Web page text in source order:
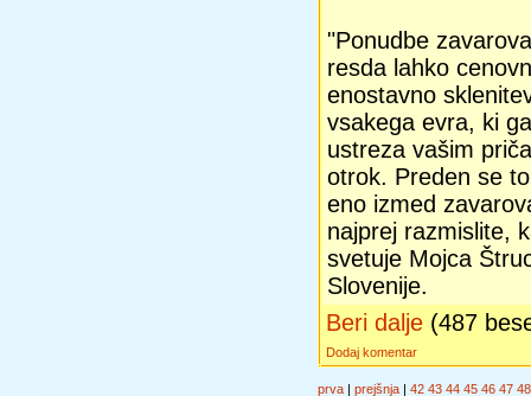
"Ponudbe
resda lahko
enostavno
vsakega evra, ki
ustreza vašim
otrok. Preden se
eno izmed
najprej razmislite,
svetuje Mojca
Slovenije.
Beri dalje (487
Dodaj komentar
prva | prejšnja | 42 43 44 45 46 47 48